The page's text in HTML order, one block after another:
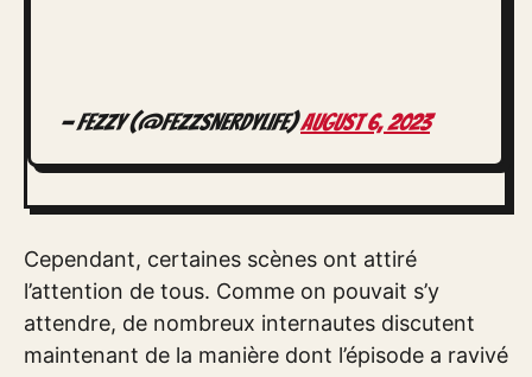
— Fezzy (@FezzsNerdyLife)August 6, 2023
Cependant, certaines scènes ont attiré
l’attention de tous. Comme on pouvait s’y
attendre, de nombreux internautes discutent
maintenant de la manière dont l’épisode a ravivé